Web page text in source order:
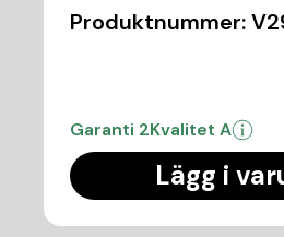
Produktnummer:
Garanti 2Kvalitet A
Lägg i